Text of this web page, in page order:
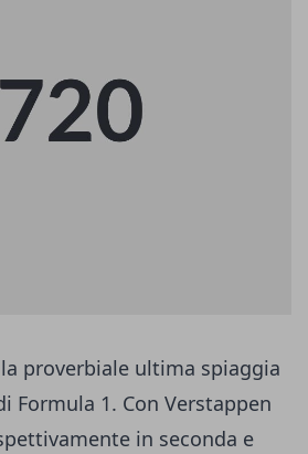
proverbiale ultima spiaggia
Formula 1. Con Verstappen
in seconda e